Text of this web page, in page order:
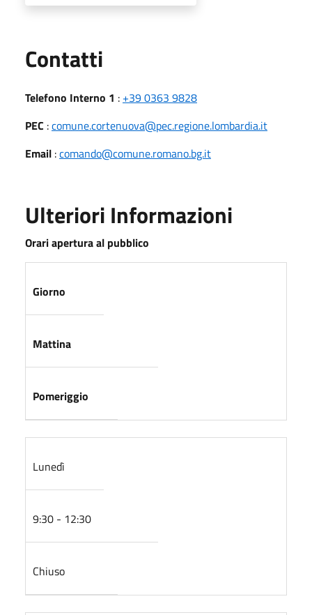
Contatti
Telefono Interno 1 : +39 0363 9828
PEC :comune.cortenuova@pec.regione.lombardia.it
Email :comando@comune.romano.bg.it
Ulteriori Informazioni
Orari apertura al pubblico
Giorno
Mattina
Pomeriggio
Lunedì
9:30 - 12:30
Chiuso